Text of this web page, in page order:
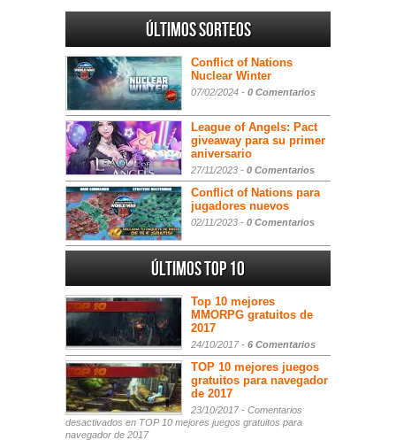
Últimos sorteos
Conflict of Nations
Nuclear Winter
07/02/2024 - 0 Comentarios
League of Angels: Pact
giveaway para su primer
aniversario
27/11/2023 - 0 Comentarios
Conflict of Nations para
jugadores nuevos
02/11/2023 - 0 Comentarios
Últimos Top 10
Top 10 mejores
MMORPG gratuitos de
2017
24/10/2017 - 6 Comentarios
TOP 10 mejores juegos
gratuitos para navegador
de 2017
23/10/2017 - Comentarios
desactivados en TOP 10 mejores juegos gratuitos para
navegador de 2017